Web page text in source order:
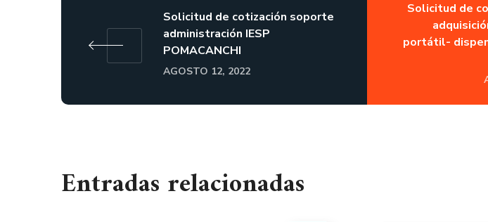
Solicitud de cotización soporte
administración IESP
POMACANCHI
AGOSTO 12, 2022
Solicitud de
portátil-
Entradas relacionadas